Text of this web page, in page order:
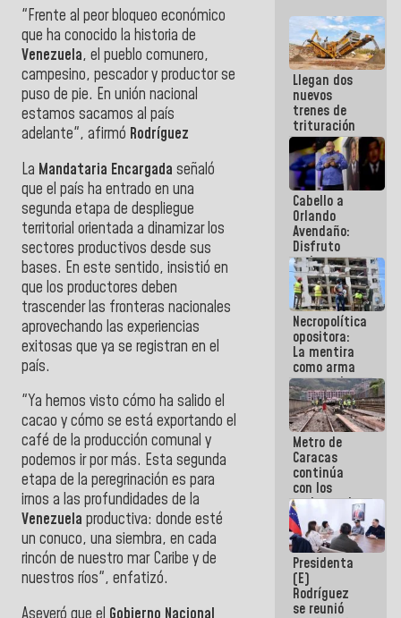
"Frente al peor bloqueo económico
que ha conocido la historia de
Venezuela, el pueblo comunero,
campesino, pescador y productor se
puso de pie. En unión nacional
estamos sacamos al país
adelante", afirmó Rodríguez
La Mandataria Encargada señaló
que el país ha entrado en una
segunda etapa de despliegue
territorial orientada a dinamizar los
sectores productivos desde sus
bases. En este sentido, insistió en
que los productores deben
trascender las fronteras nacionales
aprovechando las experiencias
exitosas que ya se registran en el
país.
"Ya hemos visto cómo ha salido el
cacao y cómo se está exportando el
café de la producción comunal y
podemos ir por más. Esta segunda
etapa de la peregrinación es para
irnos a las profundidades de la
Venezuela productiva: donde esté
un conuco, una siembra, en cada
rincón de nuestro mar Caribe y de
nuestros ríos", enfatizó.
Llegan dos
nuevos
trenes de
trituración
para
optimizar
manejo de
escombros
en La Guaira
Cabello a
Orlando
Avendaño:
Disfruto
cada vez
que escribes
porque lo
que haces
es
embarrarla
Necropolítica
opositora:
La mentira
como arma
contra el
Pueblo
Metro de
Caracas
continúa
con los
trabajos de
mantenimiento
e inspección
en la Línea 2
Presidenta
(E)
Rodríguez
se reunió